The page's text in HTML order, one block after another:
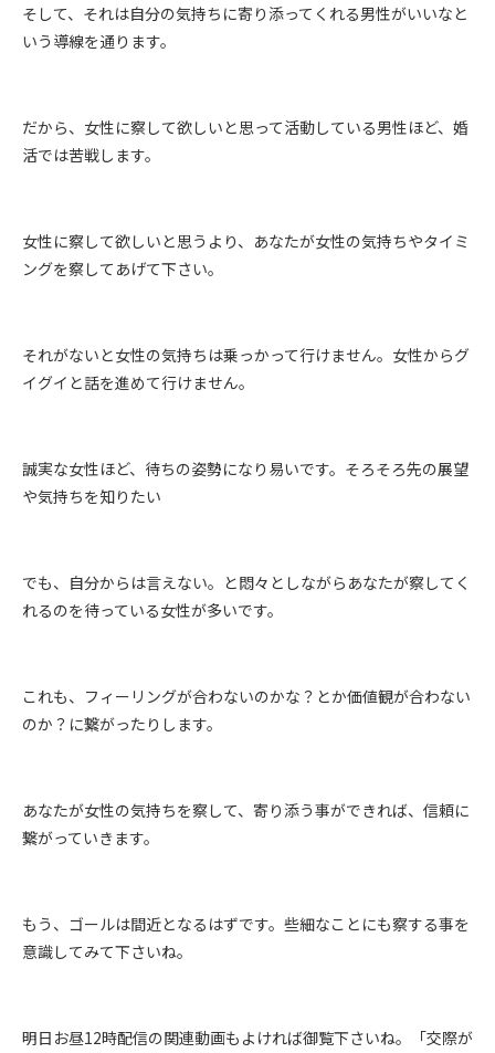
そして、それは自分の気持ちに寄り添ってくれる男性がいいなと
いう導線を通ります。
だから、女性に察して欲しいと思って活動している男性ほど、婚
活では苦戦します。
女性に察して欲しいと思うより、あなたが女性の気持ちやタイミ
ングを察してあげて下さい。
それがないと女性の気持ちは乗っかって行けません。女性からグ
イグイと話を進めて行けません。
誠実な女性ほど、待ちの姿勢になり易いです。そろそろ先の展望
や気持ちを知りたい
でも、自分からは言えない。と悶々としながらあなたが察してく
れるのを待っている女性が多いです。
これも、フィーリングが合わないのかな？とか価値観が合わない
のか？に繋がったりします。
あなたが女性の気持ちを察して、寄り添う事ができれば、信頼に
繋がっていきます。
もう、ゴールは間近となるはずです。些細なことにも察する事を
意識してみて下さいね。
明日お昼12時配信の関連動画もよければ御覧下さいね。「交際が